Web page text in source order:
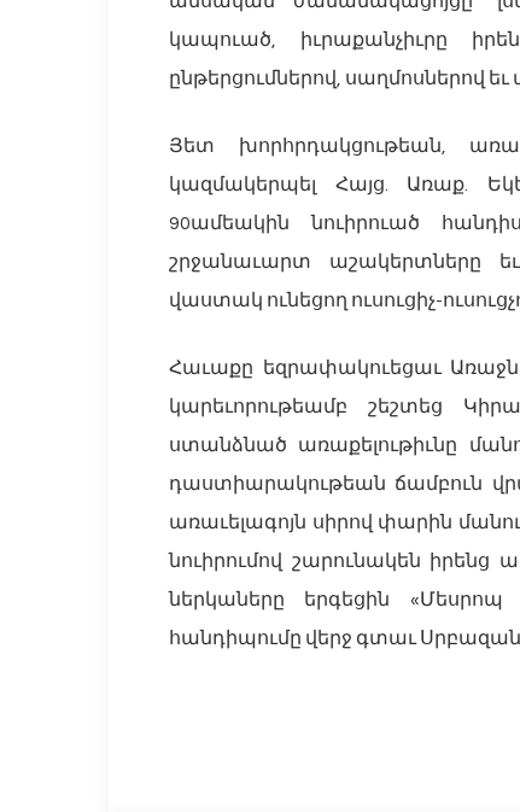
կապուած, իւրաքանչիւրը
ընթերցումներով, սաղմոսներով
Յետ խորհրդակցութեան,
կազմակերպել Հայց. Առաք.
90ամեակին նուիրուած
շրջանաւարտ աշակերտները
վաստակ ունեցող ուսուցիչ-
Հաւաքը եզրափակուեցաւ
կարեւորութեամբ շեշտեց
ստանձնած առաքելութիւնը
դաստիարակութեան ճամբուն
առաւելագոյն սիրով փարին
նուիրումով շարունակեն
ներկաները երգեցին
հանդիպումը վերջ գտաւ